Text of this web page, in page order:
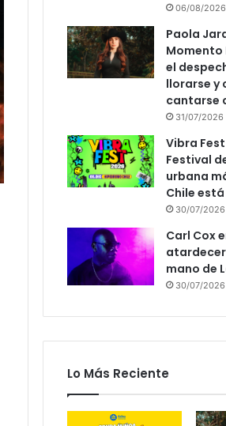
06/08/2026
Paola
Momento
el
llorarse y
cantarse
31/07/2026
Vibra
Festival
urbana
Chile
30/07/2026
Carl Cox
mano de
30/07/2026
Lo Más Reciente